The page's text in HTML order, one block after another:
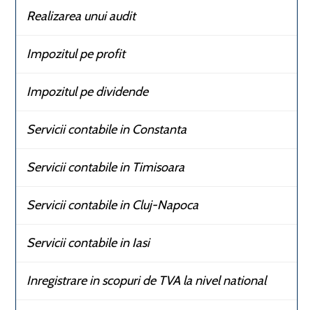
Realizarea unui audit
Impozitul pe profit
Impozitul pe dividende
Servicii contabile in Constanta
Servicii contabile in Timisoara
Servicii contabile in Cluj-Napoca
Servicii contabile in Iasi
Inregistrare in scopuri de TVA la nivel national